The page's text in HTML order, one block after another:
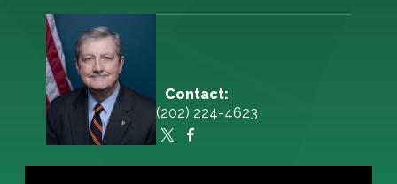
Contact:
(202) 224-4623